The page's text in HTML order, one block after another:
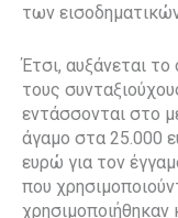
των
Έτσι, αυξάνεται το
τους
εντάσσονται στο
άγαμο στα 25.000
ευρώ για τον
που
χρησιμοποιήθηκαν